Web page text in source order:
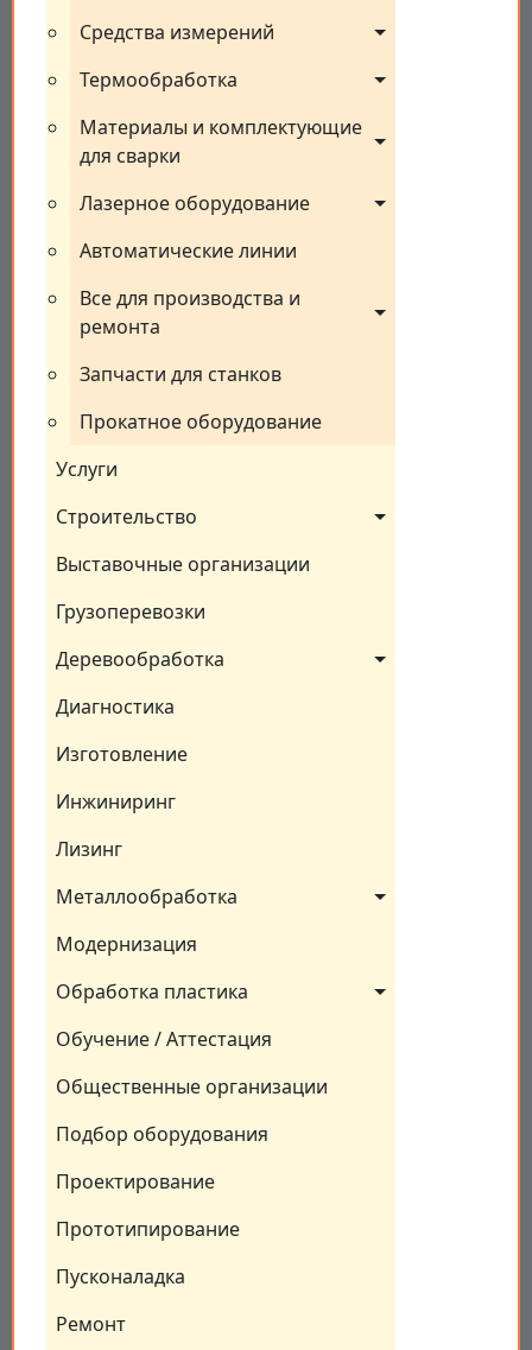
Средства измерений
Термообработка
Материалы и комплектующие
для сварки
Лазерное оборудование
Автоматические линии
Все для производства и
ремонта
Запчасти для станков
Прокатное оборудование
Услуги
Строительство
Выставочные организации
Грузоперевозки
Деревообработка
Диагностика
Изготовление
Инжиниринг
Лизинг
Металлообработка
Модернизация
Обработка пластика
Обучение / Аттестация
Общественные организации
Подбор оборудования
Проектирование
Прототипирование
Пусконаладка
Ремонт